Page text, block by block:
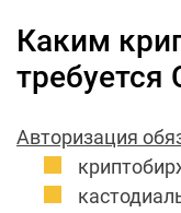
Каким
требуется
Авторизация